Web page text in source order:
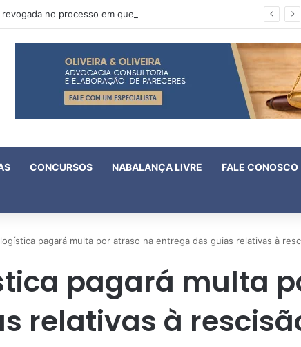
CONCURSOS NABALANÇA LIVRE FALE CONOSCO
pagará multa por atraso na entrega das guias relativas à
pagará multa
relativas à